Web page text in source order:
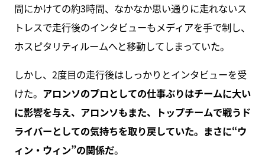
間にかけての約3時間、なかなか思い通りに走れないス
トレスで走行後のインタビューもメディアを手で制し、
ホスピタリティルームへと移動してしまっていた。
しかし、2度目の走行後はしっかりとインタビューを受
けた。 アロンソのプロとしての仕事ぶりはチームに大い
に影響を与え、アロンソもまた、トップチームで戦うド
ライバーとしての気持ちを取り戻していた。まさに“ウ
ィン・ウィン”の関係だ。